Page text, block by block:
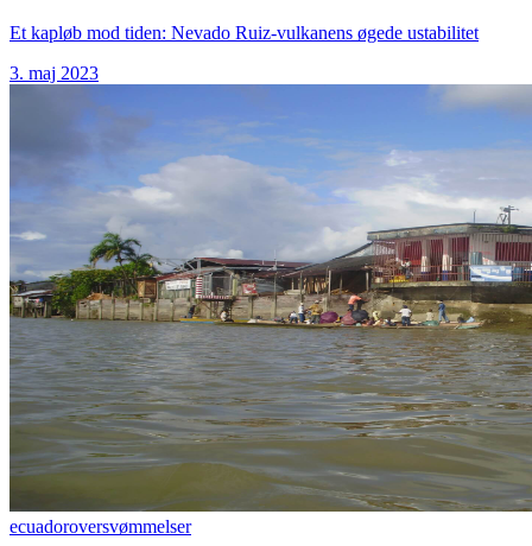
Et kapløb mod tiden: Nevado Ruiz-vulkanens øgede ustabilitet
3. maj 2023
ecuadoroversvømmelser